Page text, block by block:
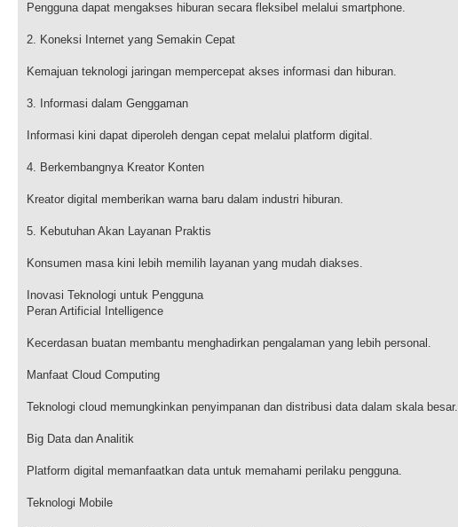
Pengguna dapat mengakses hiburan secara fleksibel melalui smartphone.
2. Koneksi Internet yang Semakin Cepat
Kemajuan teknologi jaringan mempercepat akses informasi dan hiburan.
3. Informasi dalam Genggaman
Informasi kini dapat diperoleh dengan cepat melalui platform digital.
4. Berkembangnya Kreator Konten
Kreator digital memberikan warna baru dalam industri hiburan.
5. Kebutuhan Akan Layanan Praktis
Konsumen masa kini lebih memilih layanan yang mudah diakses.
Inovasi Teknologi untuk Pengguna
Peran Artificial Intelligence
Kecerdasan buatan membantu menghadirkan pengalaman yang lebih personal.
Manfaat Cloud Computing
Teknologi cloud memungkinkan penyimpanan dan distribusi data dalam skala besar.
Big Data dan Analitik
Platform digital memanfaatkan data untuk memahami perilaku pengguna.
Teknologi Mobile